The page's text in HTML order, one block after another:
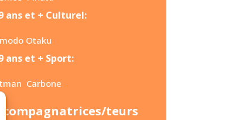
ans et + Culturel:
Otaku
ans et + Sport:
Carbone
teurs